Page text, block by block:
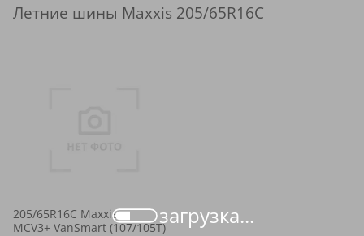
загрузка...
Летние шины Maxxis 205/65R16C
205/65R16C Maxxis
MCV3+ VanSmart (107/105T)